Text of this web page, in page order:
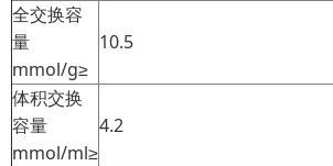
全交换容
量
mmol/g≥
10.5
体积交换
容量
mmol/ml≥
4.2